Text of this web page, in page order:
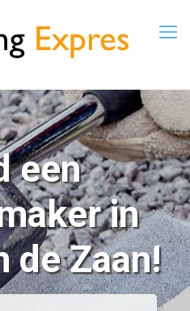
een
in
de Zaan!